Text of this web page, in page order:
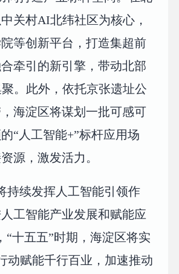
关村AI北纬社区为核心，
等创新平台，打造集超前
牵引的新引擎，带动北部
。此外，依托京张遗址公
海淀区将谋划一批可感可
“人工智能+”标杆应用场
源，激发活力。
持续发挥人工智能引领作
工智能产业发展和赋能应
“十五五”时期，海淀区将实
动赋能千行百业，加速推动